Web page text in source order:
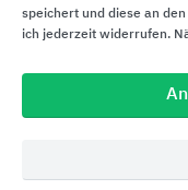
speichert und diese an
ich jederzeit widerrufen.